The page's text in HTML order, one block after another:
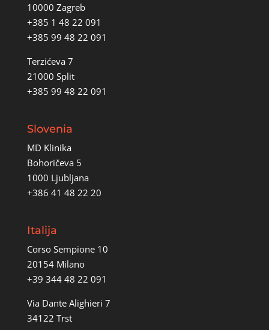
10000 Zagreb
+385 1 48 22 091
+385 99 48 22 091
Terzićeva 7
21000 Split
+385 99 48 22 091
Slovenia
MD Klinika
Bohoričeva 5
1000 Ljubljana
+386 41 48 22 20
Italija
Corso Sempione 10
20154 Milano
+39 344 48 22 091
Via Dante Alighieri 7
34122 Trst